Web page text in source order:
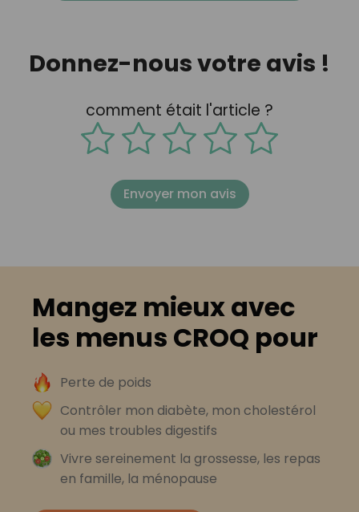
Donnez-nous votre avis !
comment était l'article ?
Envoyer mon avis
Mangez mieux avec
les menus CROQ pour
Perte de poids
Contrôler mon diabète, mon cholestérol
ou mes troubles digestifs
Vivre sereinement la grossesse, les repas
en famille, la ménopause